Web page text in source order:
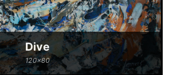
Dive
120x80